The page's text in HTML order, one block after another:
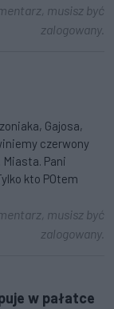
musisz być
zalogowany.
Gajosa,
czerwony
Pani
kto POtem
musisz być
zalogowany.
w pałatce